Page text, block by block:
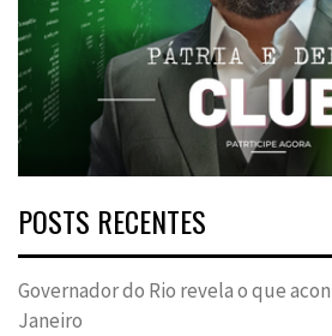
POSTS RECENTES
Governador do Rio revela o que
Janeiro